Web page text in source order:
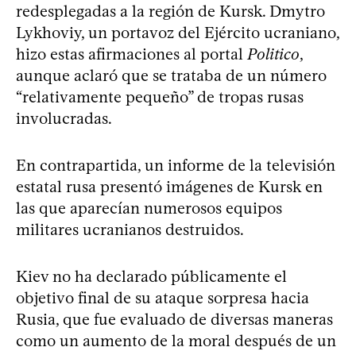
redesplegadas a la región de Kursk. Dmytro
Lykhoviy, un portavoz del Ejército ucraniano,
hizo estas afirmaciones al portal Politico,
aunque aclaró que se trataba de un número
“relativamente pequeño” de tropas rusas
involucradas.
En contrapartida, un informe de la televisión
estatal rusa presentó imágenes de Kursk en
las que aparecían numerosos equipos
militares ucranianos destruidos.
Kiev no ha declarado públicamente el
objetivo final de su ataque sorpresa hacia
Rusia, que fue evaluado de diversas maneras
como un aumento de la moral después de un